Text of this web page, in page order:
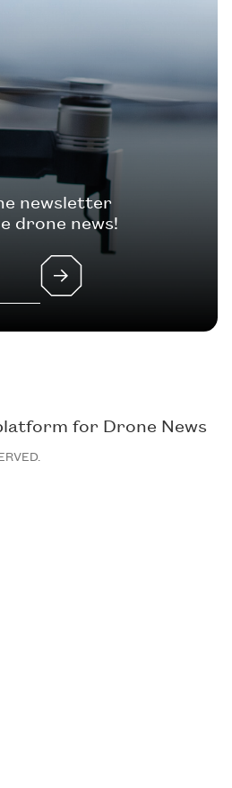
newsletter
drone news!
for Drone News